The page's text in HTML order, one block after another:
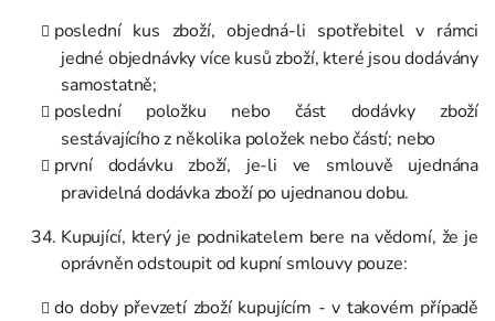
poslední kus zboží, objedná-li spotřebitel v rámci
jedné objednávky více kusů zboží, které jsou dodávány
samostatně;
poslední položku nebo část dodávky zboží
sestávajícího z několika položek nebo částí; nebo
první dodávku zboží, je-li ve smlouvě ujednána
pravidelná dodávka zboží po ujednanou dobu.
Kupující, který je podnikatelem bere na vědomí, že je
oprávněn odstoupit od kupní smlouvy pouze:
do doby převzetí zboží kupujícím - v takovém případě